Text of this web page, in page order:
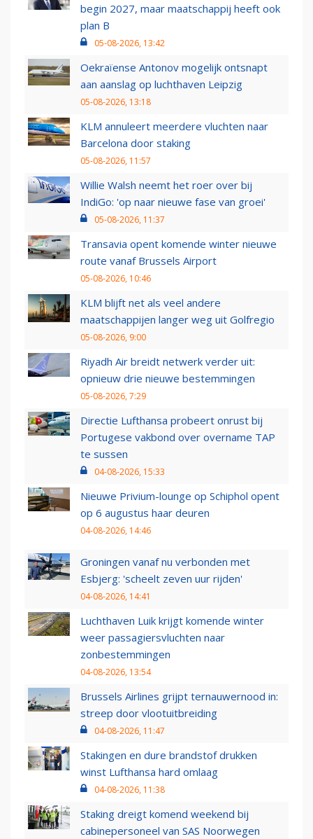
begin 2027, maar maatschappij heeft ook
plan B
05-08-2026, 13:42
Oekraïense Antonov mogelijk ontsnapt
aan aanslag op luchthaven Leipzig
05-08-2026, 13:18
KLM annuleert meerdere vluchten naar
Barcelona door staking
05-08-2026, 11:57
Willie Walsh neemt het roer over bij
IndiGo: 'op naar nieuwe fase van groei'
05-08-2026, 11:37
Transavia opent komende winter nieuwe
route vanaf Brussels Airport
05-08-2026, 10:46
KLM blijft net als veel andere
maatschappijen langer weg uit Golfregio
05-08-2026, 9:00
Riyadh Air breidt netwerk verder uit:
opnieuw drie nieuwe bestemmingen
05-08-2026, 7:29
Directie Lufthansa probeert onrust bij
Portugese vakbond over overname TAP
te sussen
04-08-2026, 15:33
Nieuwe Privium-lounge op Schiphol opent
op 6 augustus haar deuren
04-08-2026, 14:46
Groningen vanaf nu verbonden met
Esbjerg: 'scheelt zeven uur rijden'
04-08-2026, 14:41
Luchthaven Luik krijgt komende winter
weer passagiersvluchten naar
zonbestemmingen
04-08-2026, 13:54
Brussels Airlines grijpt ternauwernood in:
streep door vlootuitbreiding
04-08-2026, 11:47
Stakingen en dure brandstof drukken
winst Lufthansa hard omlaag
04-08-2026, 11:38
Staking dreigt komend weekend bij
cabinepersoneel van SAS Noorwegen